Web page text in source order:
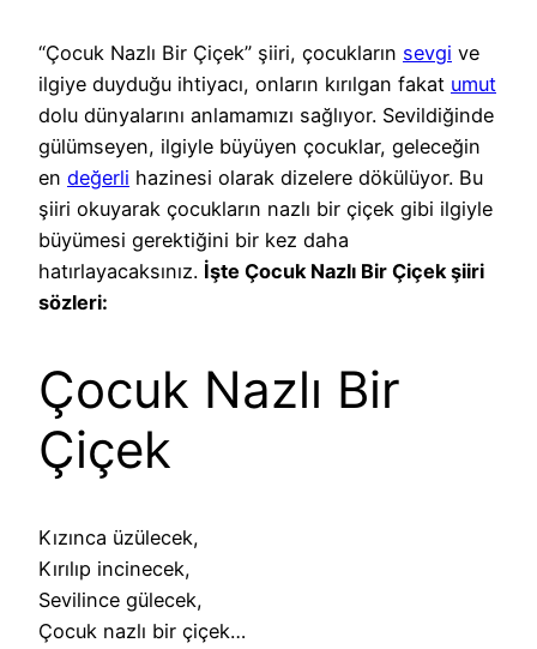
“Çocuk Nazlı Bir Çiçek” şiiri, çocukların sevgi ve
ilgiye duyduğu ihtiyacı, onların kırılgan fakat umut
dolu dünyalarını anlamamızı sağlıyor. Sevildiğinde
gülümseyen, ilgiyle büyüyen çocuklar, geleceğin
en değerli hazinesi olarak dizelere dökülüyor. Bu
şiiri okuyarak çocukların nazlı bir çiçek gibi ilgiyle
büyümesi gerektiğini bir kez daha
hatırlayacaksınız. İşte Çocuk Nazlı Bir Çiçek şiiri
sözleri:
Çocuk Nazlı Bir
Çiçek
Kızınca üzülecek,
Kırılıp incinecek,
Sevilince gülecek,
Çocuk nazlı bir çiçek…